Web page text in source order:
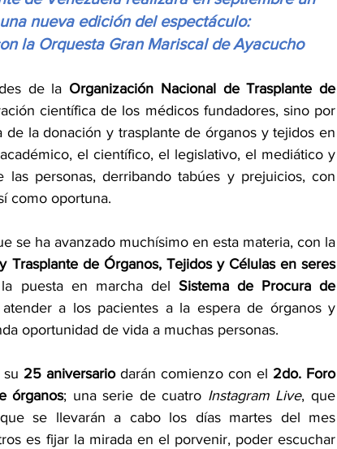
nueva edición del espectáculo:
la Orquesta Gran Mariscal de Ayacucho
de la Organización Nacional de Trasplante de
científica de los médicos fundadores, sino por
la donación y trasplante de órganos y tejidos en
el científico, el legislativo, el mediático y
personas, derribando tabúes y prejuicios, con
como oportuna.
se ha avanzado muchísimo en esta materia, con la
Trasplante de Órganos, Tejidos y Células en seres
puesta en marcha del Sistema de Procura de
a los pacientes a la espera de órganos y
oportunidad de vida a muchas personas.
su 25 aniversario darán comienzo con el 2do. Foro
órganos; una serie de cuatro Instagram Live, que
se llevarán a cabo los días martes del mes
es fijar la mirada en el porvenir, poder escuchar